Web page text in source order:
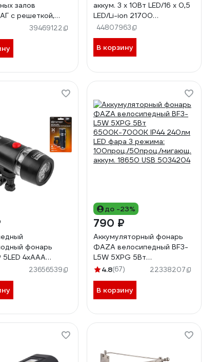
залов
с решеткой,
КСЕНОН
236976
39469122
аккум. 3 х 10Вт LED/16 х 0,5
LED/Li-ion 21700
1x3000мАч/алюм. КОСМОС
KOC404Lit
44807963
В корзину
фонарь
4xAAА
23656539
до -23%
790 ₽
Аккумуляторный фонарь
ФАZА велосипедный BF3-
L5W 5XPG 5Вт
6500К-7000К IP44 240лм
100проц./50проц./мигающ.
аккум. 18650 USB 5034204
4.8(67) 22338207
В корзину